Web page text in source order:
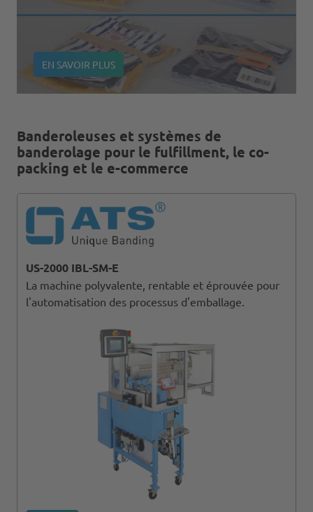
EN SAVOIR PLUS
Banderoleuses et systèmes de
banderolage pour le fulfillment, le co-
packing et le e-commerce
US-2000 IBL-SM-E
La machine polyvalente, rentable et éprouvée pour
l'automatisation des processus d'emballage.